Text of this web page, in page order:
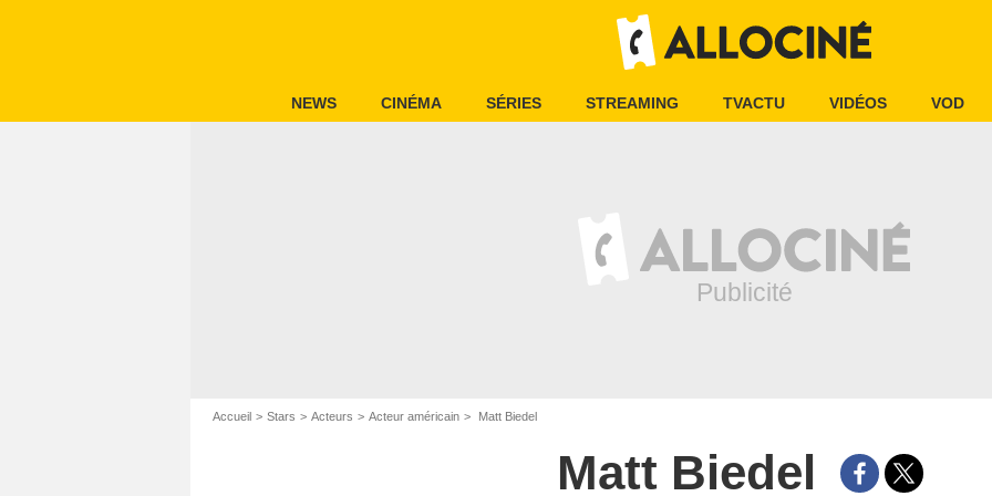
NEWS CINÉMA SÉRIES STREAMING TVACTU VIDÉOS VOD
Accueil Stars Acteurs Acteur américain Matt Biedel
Matt Biedel